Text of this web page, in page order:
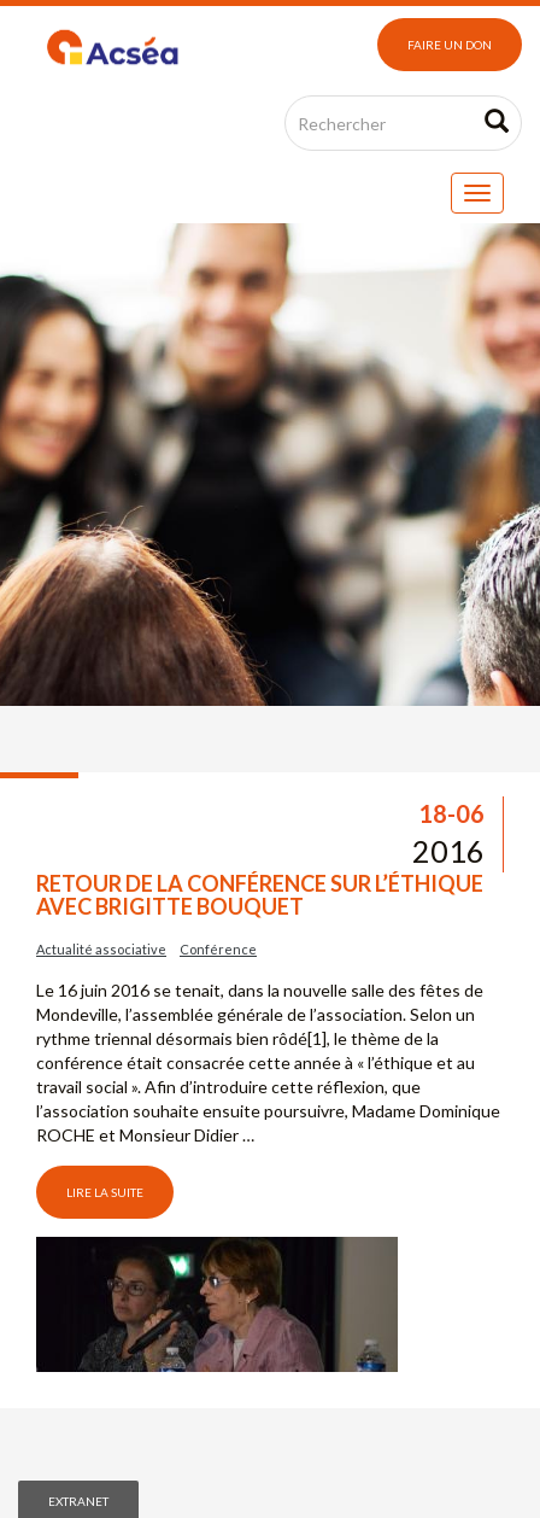
FAIRE UN DON
18-06
2016
RETOUR DE LA CONFÉRENCE SUR L’ÉTHIQUE
AVEC BRIGITTE BOUQUET
Actualité associative Conférence
Le 16 juin 2016 se tenait, dans la nouvelle salle des fêtes de
Mondeville, l’assemblée générale de l’association. Selon un
rythme triennal désormais bien rôdé[1], le thème de la
conférence était consacrée cette année à « l’éthique et au
travail social ». Afin d’introduire cette réflexion, que
l’association souhaite ensuite poursuivre, Madame Dominique
ROCHE et Monsieur Didier …
LIRE LA SUITE
EXTRANET